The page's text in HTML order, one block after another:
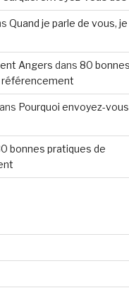
Quand je parle de vous,
Angers dans 80 bonnes
référencement
Pourquoi envoyez-
bonnes pratiques de